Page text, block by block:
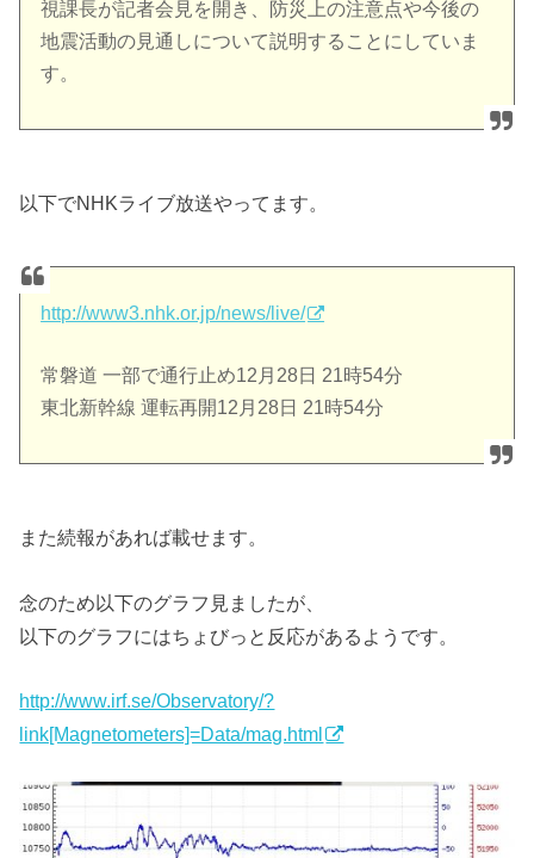
視課長が記者会見を開き、防災上の注意点や今後の
地震活動の見通しについて説明することにしていま
す。
以下でNHKライブ放送やってます。
http://www3.nhk.or.jp/news/live/
常磐道 一部で通行止め12月28日 21時54分
東北新幹線 運転再開12月28日 21時54分
また続報があれば載せます。
念のため以下のグラフ見ましたが、
以下のグラフにはちょびっと反応があるようです。
http://www.irf.se/Observatory/?
link[Magnetometers]=Data/mag.html